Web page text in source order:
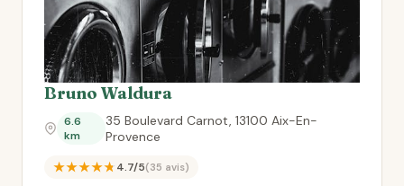
Bruno Waldura
6.6
km
35 Boulevard Carnot, 13100 Aix-En-
Provence
★★★★★4.7/5(35 avis)